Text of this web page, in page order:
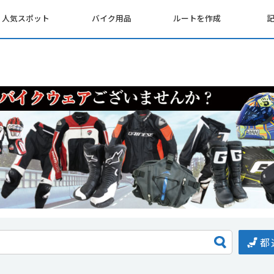
人気スポット バイク用品 ルートを作成
都